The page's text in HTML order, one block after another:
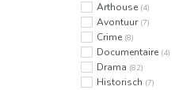
Arthouse (4)
Avontuur (7)
Crime (8)
Documentaire (4)
Drama (82)
Historisch (7)